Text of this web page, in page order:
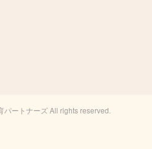
ートナーズ All rights reserved.